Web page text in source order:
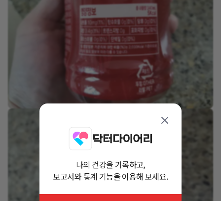
나의 건강을 기록하고,
보고서와 통계 기능을 이용해 보세요.